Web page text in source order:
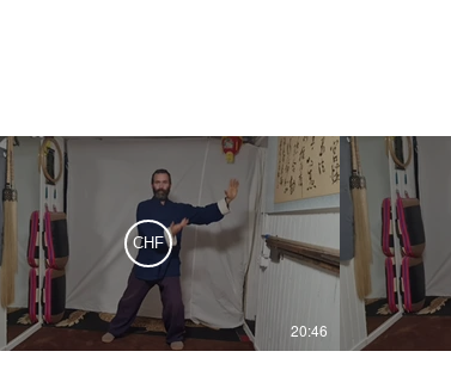
CHF
20:46